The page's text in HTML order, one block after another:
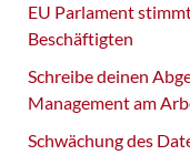
EU Parlament
Beschäftigten
Schreibe deinen
Management am
Schwächung des